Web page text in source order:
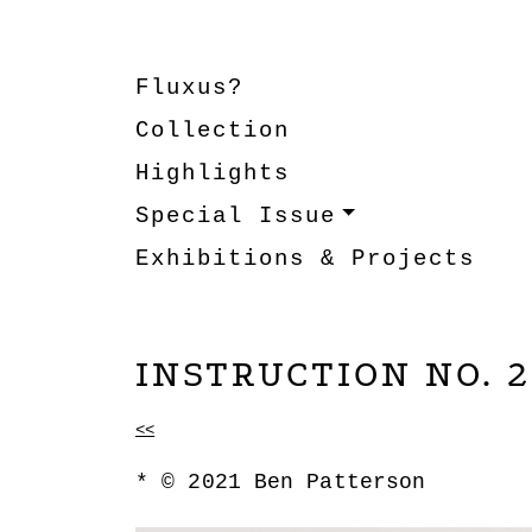
Fluxus?
Collection
Highlights
Special Issue
Exhibitions & Projects
INSTRUCTION NO. 2
BEITRAGSNAVIGATION
<<
© 2021 Ben Patterson